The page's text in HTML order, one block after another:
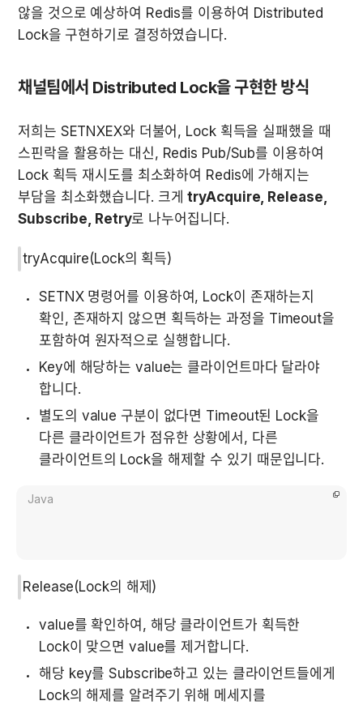
않을 것으로 예상하여 Redis를 이용하여 Distributed
Lock을 구현하기로 결정하였습니다.
채널팀에서 Distributed Lock을 구현한 방식
저희는 SETNXEX와 더불어, Lock 획득을 실패했을 때
스핀락을 활용하는 대신, Redis Pub/Sub를 이용하여
Lock 획득 재시도를 최소화하여 Redis에 가해지는
부담을 최소화했습니다. 크게 tryAcquire, Release,
Subscribe, Retry로 나누어집니다.
tryAcquire(Lock의 획득)
SETNX 명령어를 이용하여, Lock이 존재하는지
확인, 존재하지 않으면 획득하는 과정을 Timeout을
포함하여 원자적으로 실행합니다.
Key에 해당하는 value는 클라이언트마다 달라야
합니다.
별도의 value 구분이 없다면 Timeout된 Lock을
다른 클라이언트가 점유한 상황에서, 다른
클라이언트의 Lock을 해제할 수 있기 때문입니다.
Java
Release(Lock의 해제)
value를 확인하여, 해당 클라이언트가 획득한
Lock이 맞으면 value를 제거합니다.
해당 key를 Subscribe하고 있는 클라이언트들에게
Lock의 해제를 알려주기 위해 메세지를